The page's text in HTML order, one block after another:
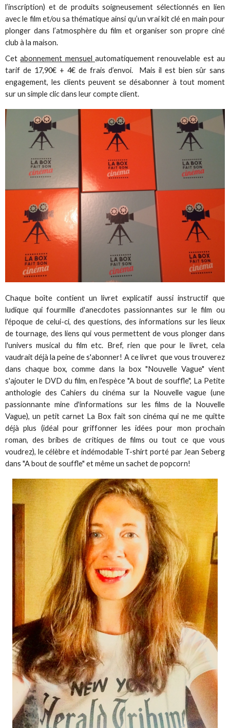
l’inscription) et de produits soigneusement sélectionnés en lien
avec le film et/ou sa thématique ainsi qu’un vrai kit clé en main pour
plonger dans l’atmosphère du film et organiser son propre ciné
club à la maison.
Cetabonnement mensuelautomatiquement renouvelable est au
tarif de 17,90€ + 4€ de frais d’envoi. Mais il est bien sûr sans
engagement, les clients peuvent se désabonner à tout moment
sur un simple clic dans leur compte client.
Chaque boîte contient un livret explicatif aussi instructif que
ludique qui fourmille d'anecdotes passionnantes sur le film ou
l'époque de celui-ci, des questions, des informations sur les lieux
de tournage, des liens qui vous permettent de vous plonger dans
l'univers musical du film etc. Bref, rien que pour le livret, cela
vaudrait déjà la peine de s'abonner! A ce livret que vous trouverez
dans chaque box, comme dans la box "Nouvelle Vague" vient
s'ajouter le DVD du film, en l'espèce "A bout de souffle", La Petite
anthologie des Cahiers du cinéma sur la Nouvelle vague (une
passionnante mine d'informations sur les films de la Nouvelle
Vague), un petit carnet La Box fait son cinéma qui ne me quitte
déjà plus (idéal pour griffonner les idées pour mon prochain
roman, des bribes de critiques de films ou tout ce que vous
voudrez), le célèbre et indémodable T-shirt porté par Jean Seberg
dans "A bout de souffle" et même un sachet de popcorn!